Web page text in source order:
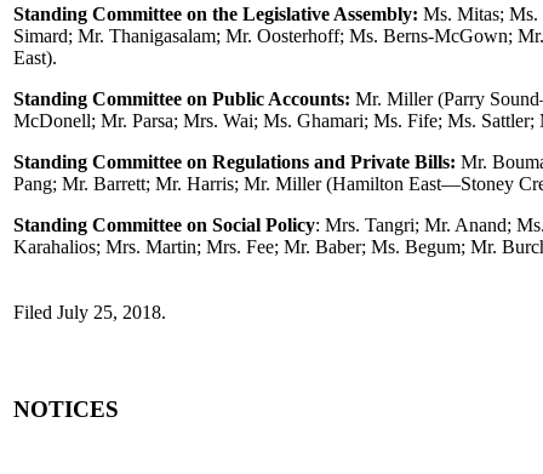
Standing Committee on the Legislative Assembly: Ms. Mitas;
Simard; Mr. Thanigasalam; Mr. Oosterhoff; Ms. Berns-McGown;
East).
Standing Committee on Public Accounts: Mr. Miller (Parry
McDonell; Mr. Parsa; Mrs. Wai; Ms. Ghamari; Ms. Fife; Ms. Sattler;
Standing Committee on Regulations and Private Bills: Mr.
Pang; Mr. Barrett; Mr. Harris; Mr. Miller (Hamilton East—Stoney
Standing Committee on Social Policy: Mrs. Tangri; Mr. Anand;
Karahalios; Mrs. Martin; Mrs. Fee; Mr. Baber; Ms. Begum; Mr.
Filed July 25, 2018.
NOTICES